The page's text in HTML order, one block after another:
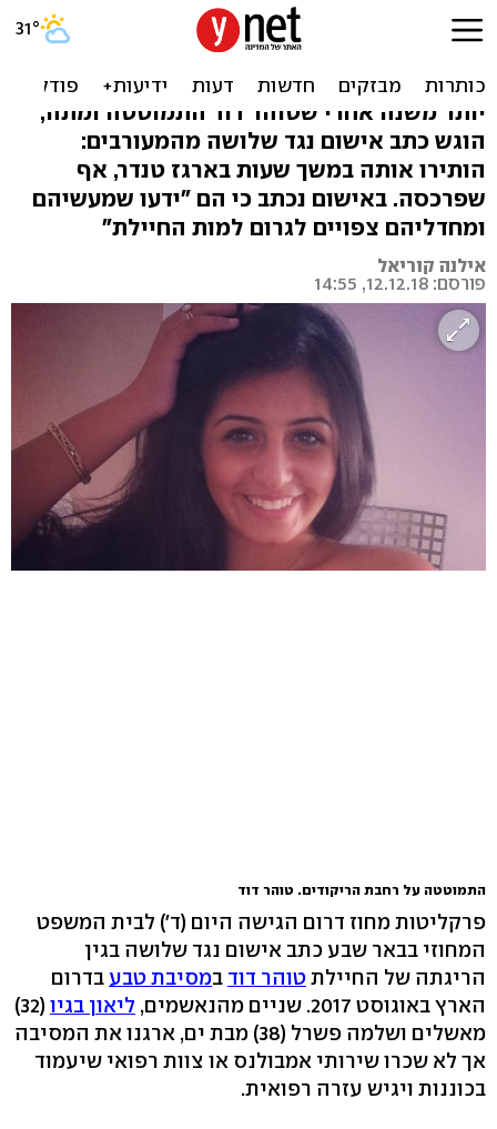
הפקירו חיילת למוות במסיבת
יותר משנה אחרי שטוהר דוד התמוטטה ומתה,
הוגש כתב אישום נגד שלושה מהמעורבים:
הותירו אותה במשך שעות בארגז טנדר, אף
שפרכסה. באישום נכתב כי הם "ידעו שמעשיהם
ומחדליהם צפויים לגרום למות החיילת"
אילנה קוריאל
פורסם: 12.12.18, 14:55
התמוטטה על רחבת הריקודים. טוהר דוד
פרקליטות מחוז דרום הגישה היום (ד') לבית המשפט
המחוזי בבאר שבע כתב אישום נגד שלושה בגין
הריגתה של החיילתטוהר דוד במסיבת טבע בדרום
הארץ באוגוסט 2017. שניים מהנאשמים,
ליאון בגיו
(32)
מאשלים ושלמה פשרל (38) מבת ים, ארגנו את המסיבה
אך לא שכרו שירותי אמבולנס או צוות רפואי שיעמוד
בכוננות ויגיש עזרה רפואית.